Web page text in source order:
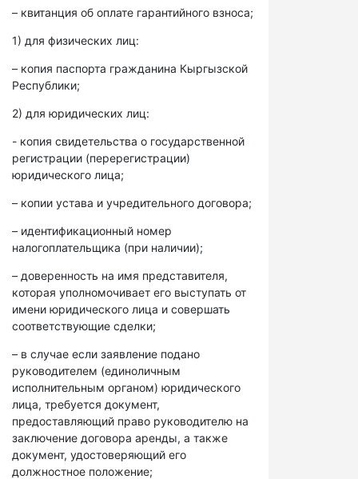
– квитанция об оплате гарантийного взноса;
1) для физических лиц:
– копия паспорта гражданина Кыргызской
Республики;
2) для юридических лиц:
- копия свидетельства о государственной
регистрации (перерегистрации)
юридического лица;
– копии устава и учредительного договора;
– идентификационный номер
налогоплательщика (при наличии);
– доверенность на имя представителя,
которая уполномочивает его выступать от
имени юридического лица и совершать
соответствующие сделки;
– в случае если заявление подано
руководителем (единоличным
исполнительным органом) юридического
лица, требуется документ,
предоставляющий право руководителю на
заключение договора аренды, а также
документ, удостоверяющий его
должностное положение;